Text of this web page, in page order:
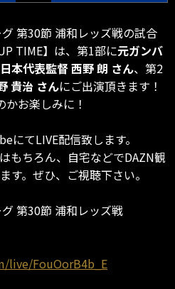
第30節 浦和レッズ戦の試合
TIME】は、第1部に元ガンバ
本代表監督 西野 朗 さん、第2
貴治 さんにご出演頂きます！
お楽しみに！
にてLIVE配信致します。
もちろん、自宅などでDAZN観
す。ぜひ、ご視聴下さい。
第30節 浦和レッズ戦
live/FouOorB4b_E